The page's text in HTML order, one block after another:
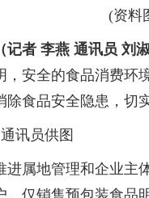
(资料
者 李燕 通讯员 刘淑
安全的食品消费环
食品安全隐患，切
讯员供图
属地管理和企业主
、仅销售预包装食